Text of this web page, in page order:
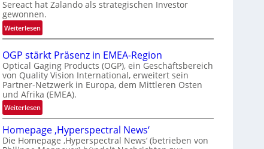
r
n
a
t
i
o
n
a
l
V
i
s
i
Sereact hat Zalando als strategischen Investor
gewonnen.
Weiterlesen:
Z
a
l
a
n
d
o
b
e
t
OGP stärkt Präsenz in EMEA-Region
Optical Gaging Products (OGP), ein Geschäftsbereich
von Quality Vision International, erweitert sein
Partner-Netzwerk in Europa, dem Mittleren Osten
und Afrika (EMEA).
Weiterlesen:
O
G
P
Homepage ‚Hyperspectral News‘
Die Homepage ‚Hyperspectral News‘ (betrieben von